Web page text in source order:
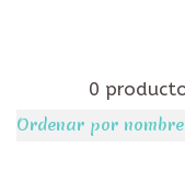
0
Ordenar por nombre